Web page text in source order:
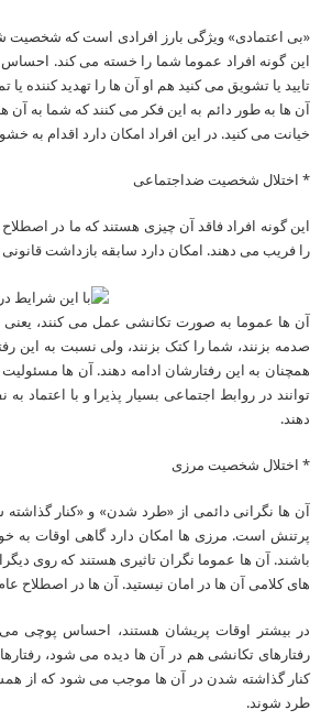
«بی اعتمادی» ویژگی بارز افرادی است که شخصیت
این گونه افراد عموما شما را خسته می کند.
تایید یا تشویق می کنید هم او آن ها را تهدید کننده
آن ها به طور دائم به این فکر می کنند که شما به آن
خیانت می کنید. در این افراد امکان دارد اقدام به
* اختلال شخصیت ضداجتماعی
این گونه افراد فاقد آن چیزی هستند که ما در
را فریب می دهند. امکان دارد سابقه بازداشت
آن ها عموما به صورت تکانشی عمل می کنند، یعنی
صدمه بزنند، شما را کتک بزنند، ولی نسبت به این
همچنان به این رفتارشان ادامه دهند. آن ها
توانند در روابط اجتماعی بسیار پذیرا و با اعتماد
دهند.
* اختلال شخصیت مرزی
آن ها نگرانی دائمی از «طرد شدن» و «کنار
پرتنش است. مرزی ها امکان دارد گاهی اوقات به
باشند. آن ها عموما نگران تاثیری هستند که روی
های کلامی آن ها در امان نیستید. آن ها در اصطلاح
در بیشتر اوقات پریشان هستند، احساس پوچی
رفتارهای تکانشی هم در آن ها دیده می شود،
کنار گذاشته شدن در آن ها موجب می شود که از
طرد شوند.